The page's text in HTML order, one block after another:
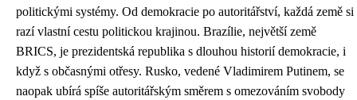
politickými systémy. Od demokracie po autoritářství, každá země si
razí vlastní cestu politickou krajinou. Brazílie, největší země
BRICS, je prezidentská republika s dlouhou historií demokracie, i
když s občasnými otřesy. Rusko, vedené Vladimirem Putinem, se
naopak ubírá spíše autoritářským směrem s omezováním svobody